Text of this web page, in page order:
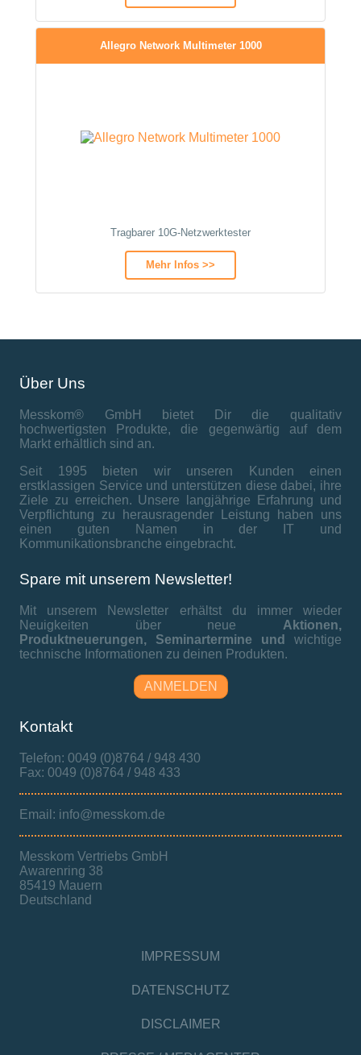
Allegro Network Multimeter 1000
Tragbarer 10G-Netzwerktester
Mehr Infos >>
Über Uns
Messkom® GmbH bietet Dir die qualitativ
hochwertigsten Produkte, die gegenwärtig auf dem
Markt erhältlich sind an.
Seit 1995 bieten wir unseren Kunden einen
erstklassigen Service und unterstützen diese dabei, ihre
Ziele zu erreichen. Unsere langjährige Erfahrung und
Verpflichtung zu herausragender Leistung haben uns
einen guten Namen in der IT und
Kommunikationsbranche eingebracht.
Spare mit unserem Newsletter!
Mit unserem Newsletter erhältst du immer wieder
Neuigkeiten über neue Aktionen,
Produktneuerungen, Seminartermine und wichtige
technische Informationen zu deinen Produkten.
ANMELDEN
Kontakt
Telefon: 0049 (0)8764 / 948 430
Fax: 0049 (0)8764 / 948 433
Email: info@messkom.de
Messkom Vertriebs GmbH
Awarenring 38
85419 Mauern
Deutschland
IMPRESSUM
DATENSCHUTZ
DISCLAIMER